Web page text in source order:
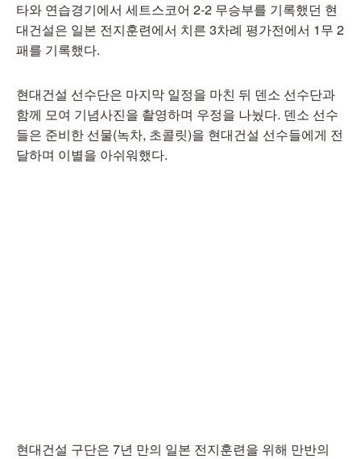
타와 연습경기에서 세트스코어 2-2 무승부를 기록했던 현
대건설은 일본 전지훈련에서 치른 3차례 평가전에서 1무 2
패를 기록했다.
현대건설 선수단은 마지막 일정을 마친 뒤 덴소 선수단과
함께 모여 기념사진을 촬영하며 우정을 나눴다. 덴소 선수
들은 준비한 선물(녹차, 초콜릿)을 현대건설 선수들에게 전
달하며 이별을 아쉬워했다.
현대건설 구단은 7년 만의 일본 전지훈련을 위해 만반의